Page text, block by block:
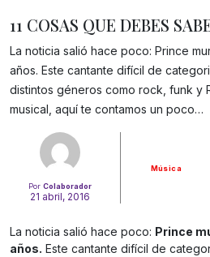
PorColaborador
21 abril, 2016
Música
11 COSAS QUE DEBES
La noticia salió hace poco: Prince
años. Este cantante difícil de
distintos géneros como rock, funk y
musical, aquí te contamos un poco…
La noticia salió hace poco: Prince
años. Este cantante difícil de